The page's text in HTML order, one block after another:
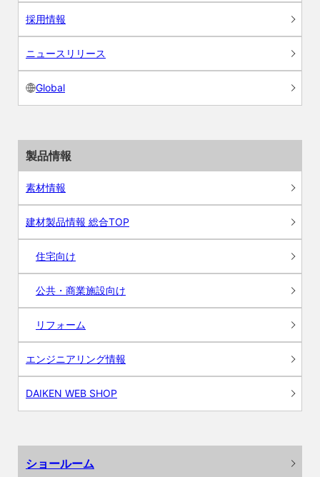
採用情報
ニュースリリース
Global
製品情報
素材情報
建材製品情報 総合TOP
住宅向け
公共・商業施設向け
リフォーム
エンジニアリング情報
DAIKEN WEB SHOP
ショールーム